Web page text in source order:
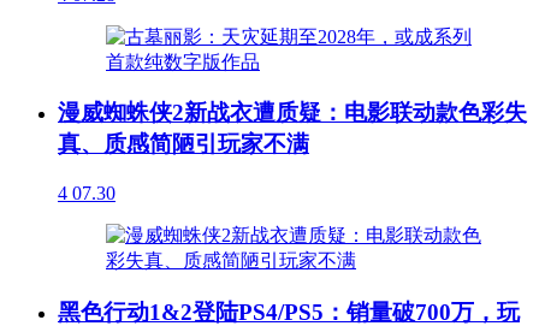
漫威蜘蛛侠2新战衣遭质疑：电影联动款色彩失
真、质感简陋引玩家不满
4 07.30
黑色行动1&2登陆PS4/PS5：销量破700万，玩